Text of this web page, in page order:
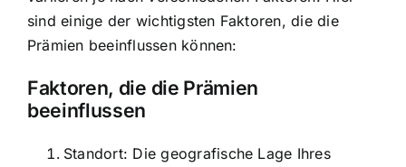
sind einige der wichtigsten Faktoren, die die
Prämien beeinflussen können:
Faktoren, die die Prämien
beeinflussen
Standort: Die geografische Lage Ihres